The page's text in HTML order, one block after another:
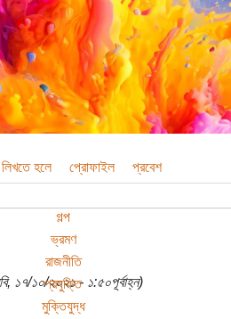
হলে প্রোফাইল প্রবেশ
গল্প
ভ্রমণ
রাজনীতি
প্রযুক্তি
মুক্তিযুদ্ধ
১৭/১০/২০২১ - ১:৫০পূর্বাহ্ন)